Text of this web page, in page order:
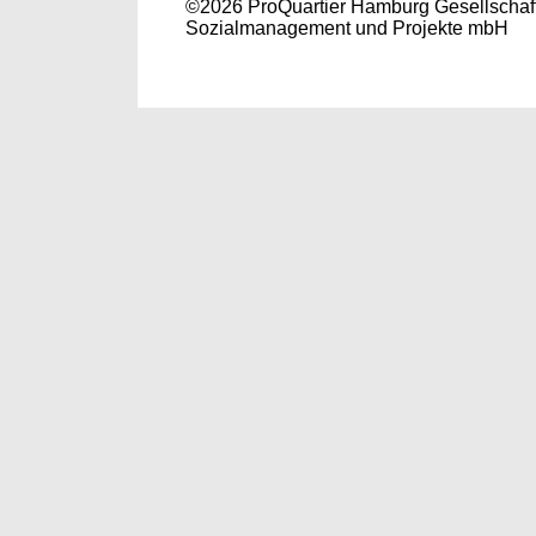
©2026 ProQuartier Hamburg
Sozialmanagement und Projekte mbH